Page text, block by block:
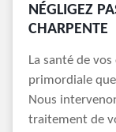
NÉGLIGEZ
CHARPENTE
La santé de
primordiale
Nous
traitement de